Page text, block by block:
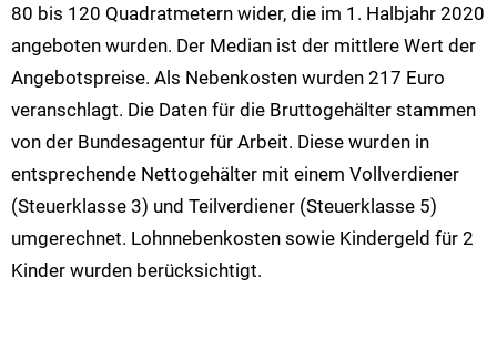
80 bis 120 Quadratmetern wider, die im 1. Halbjahr 2020
angeboten wurden. Der Median ist der mittlere Wert der
Angebotspreise. Als Nebenkosten wurden 217 Euro
veranschlagt. Die Daten für die Bruttogehälter stammen
von der Bundesagentur für Arbeit. Diese wurden in
entsprechende Nettogehälter mit einem Vollverdiener
(Steuerklasse 3) und Teilverdiener (Steuerklasse 5)
umgerechnet. Lohnnebenkosten sowie Kindergeld für 2
Kinder wurden berücksichtigt.